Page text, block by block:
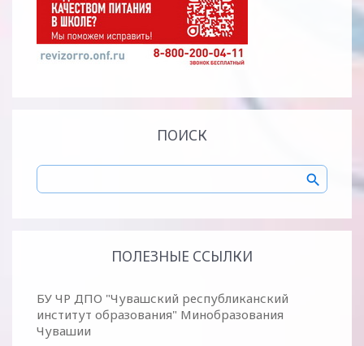
ПОИСК
ПОЛЕЗНЫЕ ССЫЛКИ
БУ ЧР ДПО "Чувашский республиканский
институт образования" Минобразования
Чувашии